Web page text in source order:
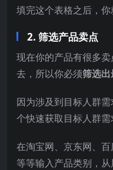
填完这个表格之后，你
2. 筛选产品卖点
现在你的产品有很多
去，所以你必须筛选
因为涉及到目标人群
个快速获取目标人群需
在淘宝网、京东网、
等等输入产品类别，